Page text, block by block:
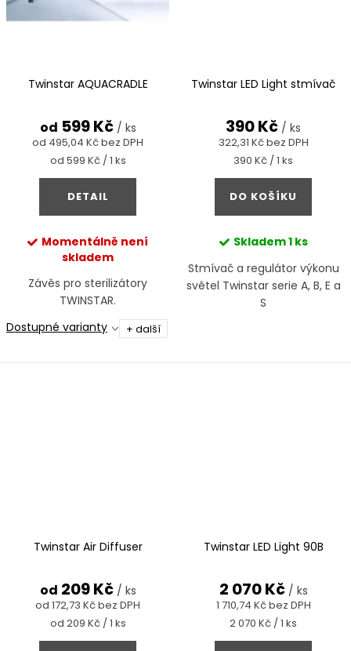
Twinstar AQUACRADLE
od 495,04 Kč bez DPH
od 599 Kč / ks
Měrná
cena:
od 599 Kč / 1 ks
DETAIL
Momentálně není
skladem
Závěs pro sterilizátory
TWINSTAR.
Dostupné varianty
+ další
Twinstar LED Light stmívač
322,31 Kč bez DPH
390 Kč / ks
Měrná
cena:
390 Kč / 1 ks
DO KOŠÍKU
Skladem1 ks
Stmívač a regulátor výkonu
světel Twinstar serie A, B, E a
S
Twinstar Air Diffuser
od 172,73 Kč bez DPH
od 209 Kč / ks
Měrná
cena:
od 209 Kč / 1 ks
Twinstar LED Light 90B
1 710,74 Kč bez DPH
2 070 Kč / ks
Měrná
cena:
2 070 Kč / 1 ks